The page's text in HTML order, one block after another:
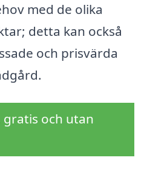
med de olika
detta kan också
och prisvärda
gratis och utan